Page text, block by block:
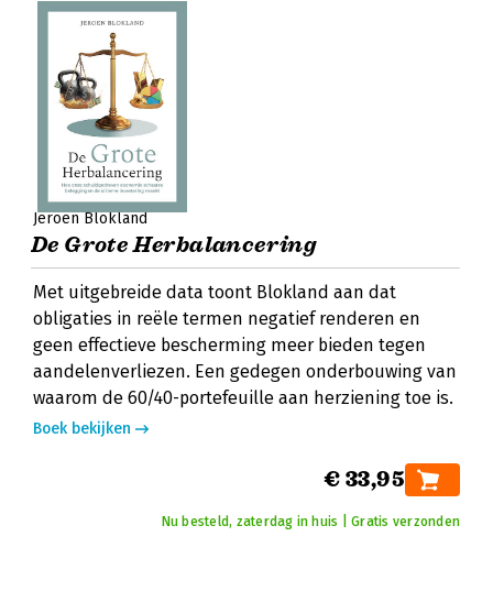
Jeroen Blokland
De Grote Herbalancering
Met uitgebreide data toont Blokland aan dat
obligaties in reële termen negatief renderen en
geen effectieve bescherming meer bieden tegen
aandelenverliezen. Een gedegen onderbouwing van
waarom de 60/40-portefeuille aan herziening toe is.
Boek bekijken
€ 33,95
Nu besteld, zaterdag in huis | Gratis verzonden